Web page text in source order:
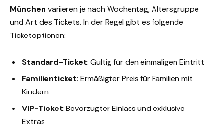
München variieren je nach Wochentag, Altersgruppe
und Art des Tickets. In der Regel gibt es folgende
Ticketoptionen:
Standard-Ticket: Gültig für den einmaligen Eintritt
Familienticket: Ermäßigter Preis für Familien mit
Kindern
VIP-Ticket: Bevorzugter Einlass und exklusive
Extras